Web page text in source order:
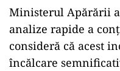
Ministerul Apărării
analize rapide a
consideră că acest
încălcare